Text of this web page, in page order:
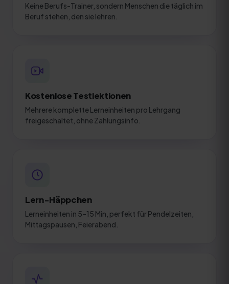
Keine Berufs-Trainer, sondern Menschen die täglich im
Beruf stehen, den sie lehren.
Kostenlose Testlektionen
Mehrere komplette Lerneinheiten pro Lehrgang
freigeschaltet, ohne Zahlungsinfo.
Lern-Häppchen
Lerneinheiten in 5–15 Min, perfekt für Pendelzeiten,
Mittagspausen, Feierabend.